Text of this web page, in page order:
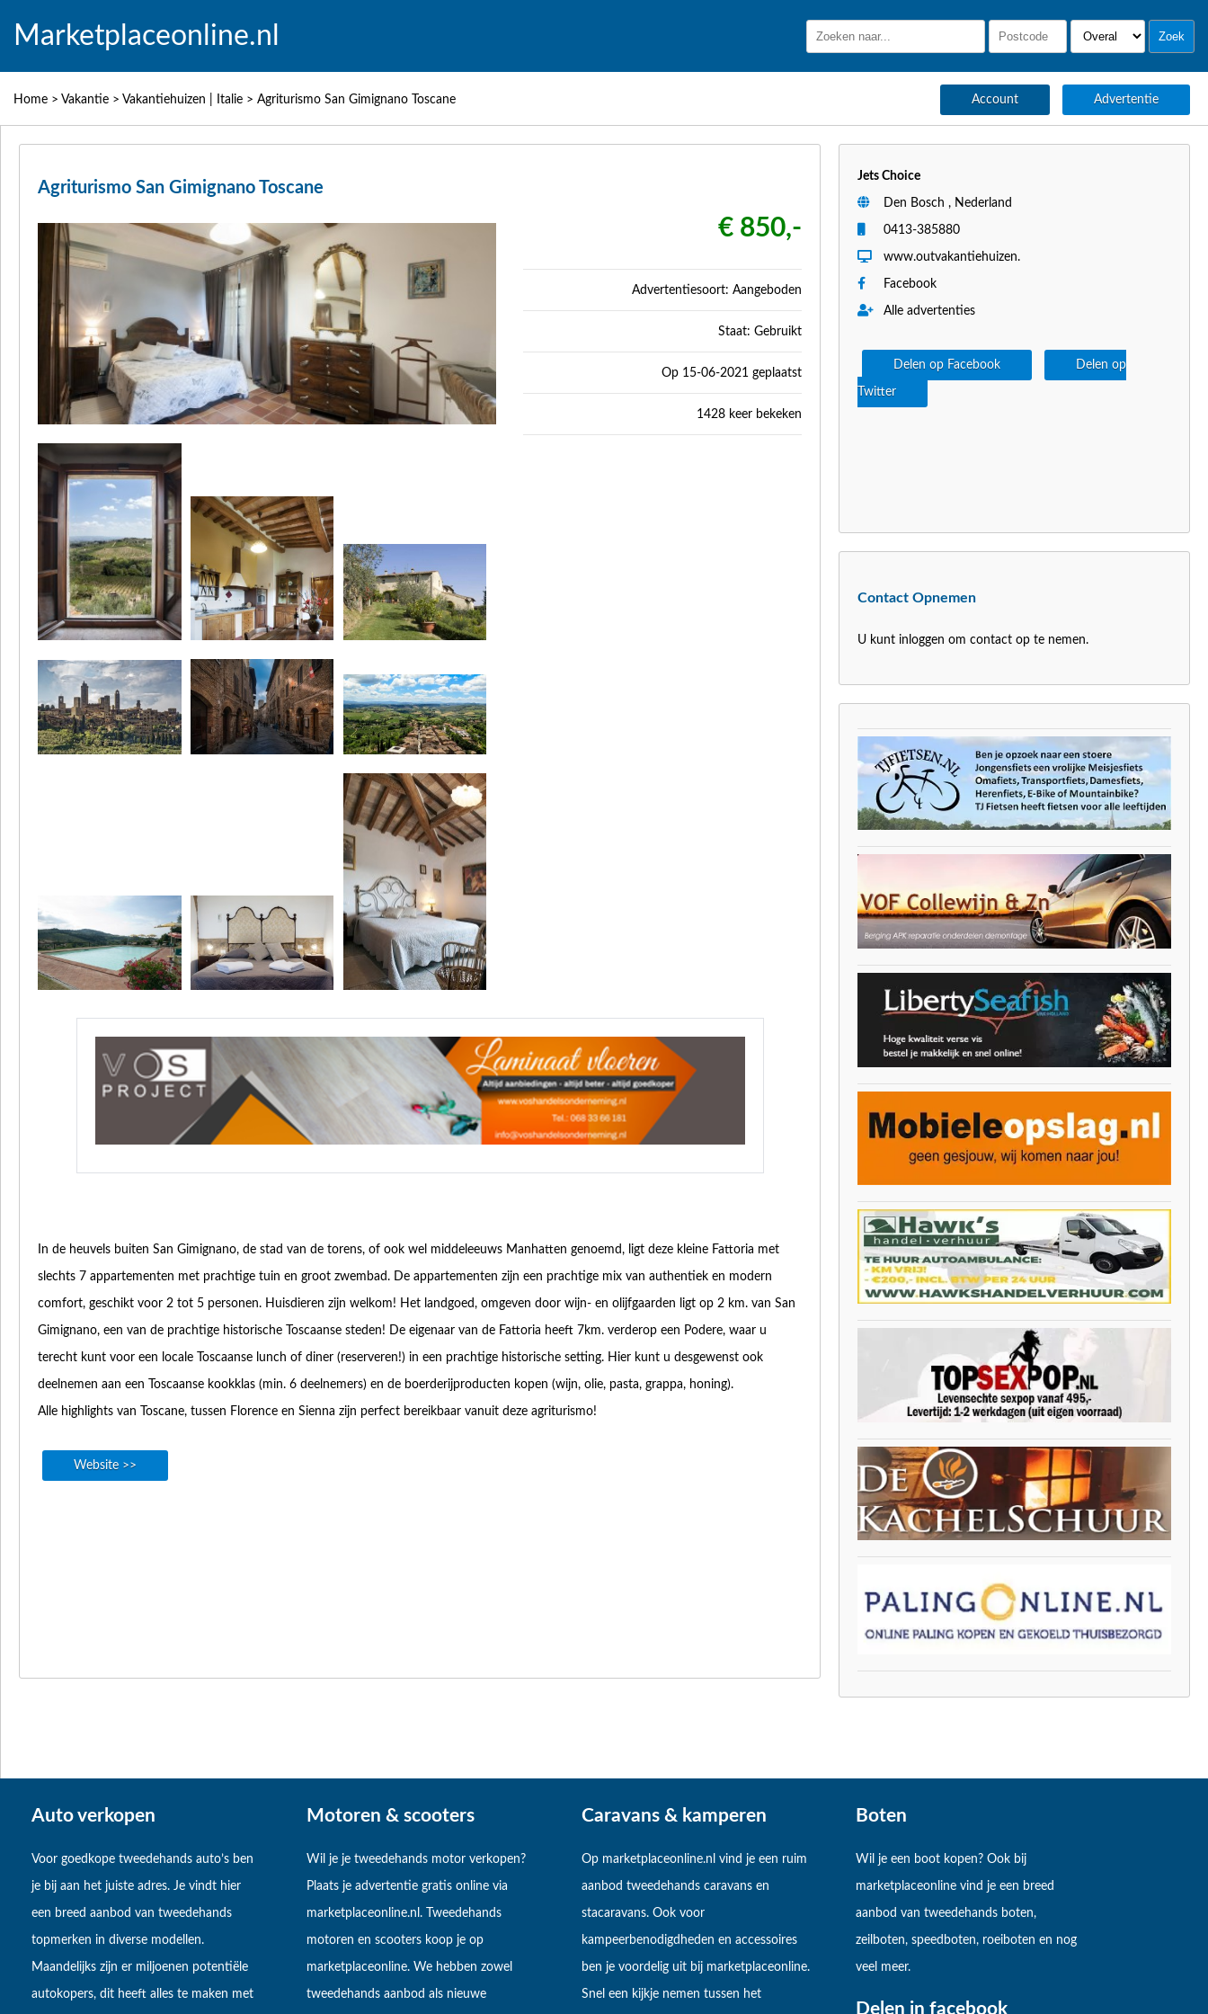
Marketplaceonline.nl
Home > Vakantie > Vakantiehuizen | Italie > Agriturismo San Gimignano Toscane Account Advertentie
Agriturismo San Gimignano Toscane
€ 850,-
Advertentiesoort: Aangeboden
Staat: Gebruikt
Op 15-06-2021 geplaatst
1428 keer bekeken
In de heuvels buiten San Gimignano, de stad van de torens, of ook wel middeleeuws Manhatten genoemd, ligt deze kleine Fattoria met
slechts 7 appartementen met prachtige tuin en groot zwembad. De appartementen zijn een prachtige mix van authentiek en modern
comfort, geschikt voor 2 tot 5 personen. Huisdieren zijn welkom! Het landgoed, omgeven door wijn- en olijfgaarden ligt op 2 km. van San
Gimignano, een van de prachtige historische Toscaanse steden! De eigenaar van de Fattoria heeft 7km. verderop een Podere, waar u
terecht kunt voor een locale Toscaanse lunch of diner (reserveren!) in een prachtige historische setting. Hier kunt u desgewenst ook
deelnemen aan een Toscaanse kookklas (min. 6 deelnemers) en de boerderijproducten kopen (wijn, olie, pasta, grappa, honing).
Alle highlights van Toscane, tussen Florence en Sienna zijn perfect bereikbaar vanuit deze agriturismo!
Website >>
Jets Choice
Den Bosch , Nederland
0413-385880
www.outvakantiehuizen.
Facebook
Alle advertenties
Delen op Facebook Delen op
Twitter
Contact Opnemen
U kunt inloggen om contact op te nemen.
Auto verkopen
Voor goedkope tweedehands auto’s ben
je bij aan het juiste adres. Je vindt hier
een breed aanbod van tweedehands
topmerken in diverse modellen.
Maandelijks zijn er miljoenen potentiële
autokopers, dit heeft alles te maken met
Motoren & scooters
Wil je je tweedehands motor verkopen?
Plaats je advertentie gratis online via
marketplaceonline.nl. Tweedehands
motoren en scooters koop je op
marketplaceonline. We hebben zowel
tweedehands aanbod als nieuwe
Caravans & kamperen
Op marketplaceonline.nl vind je een ruim
aanbod tweedehands caravans en
stacaravans. Ook voor
kampeerbenodigdheden en accessoires
ben je voordelig uit bij marketplaceonline.
Snel een kijkje nemen tussen het
Boten
Wil je een boot kopen? Ook bij
marketplaceonline vind je een breed
aanbod van tweedehands boten,
zeilboten, speedboten, roeiboten en nog
veel meer.
Delen in facebook